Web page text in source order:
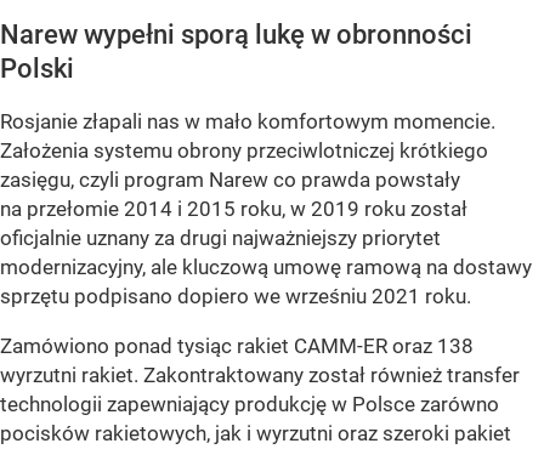
Narew wypełni sporą lukę w obronności
Polski
Rosjanie złapali nas w mało komfortowym momencie.
Założenia systemu obrony przeciwlotniczej krótkiego
zasięgu, czyli program Narew co prawda powstały
na przełomie 2014 i 2015 roku, w 2019 roku został
oficjalnie uznany za drugi najważniejszy priorytet
modernizacyjny, ale kluczową umowę ramową na dostawy
sprzętu podpisano dopiero we wrześniu 2021 roku.
Zamówiono ponad tysiąc rakiet CAMM-ER oraz 138
wyrzutni rakiet. Zakontraktowany został również transfer
technologii zapewniający produkcję w Polsce zarówno
pocisków rakietowych, jak i wyrzutni oraz szeroki pakiet